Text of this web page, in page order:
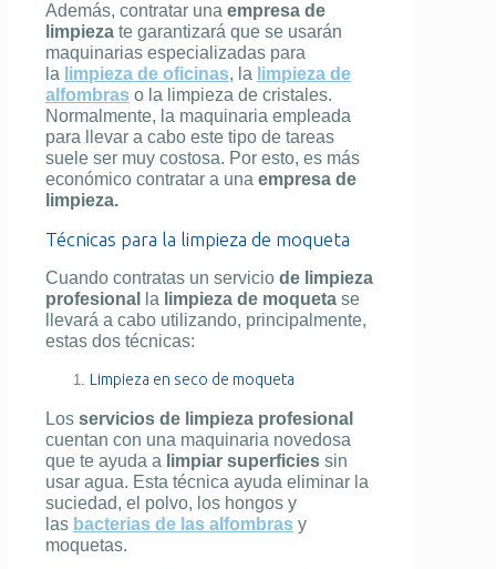
Además, contratar una empresa de
limpieza te garantizará que se usarán
maquinarias especializadas para
la limpieza de oficinas, la limpieza de
alfombras o la limpieza de cristales.
Normalmente, la maquinaria empleada
para llevar a cabo este tipo de tareas
suele ser muy costosa. Por esto, es más
económico contratar a una empresa de
limpieza.
Técnicas para la limpieza de moqueta
Cuando contratas un servicio de limpieza
profesional
la limpieza de moqueta se
llevará a cabo utilizando, principalmente,
estas dos técnicas:
Limpieza en seco de moqueta
Los servicios de limpieza profesional
cuentan con una maquinaria novedosa
que te ayuda a limpiar superficies sin
usar agua. Esta técnica ayuda eliminar la
suciedad, el polvo, los hongos y
las bacterias de las alfombras y
moquetas.